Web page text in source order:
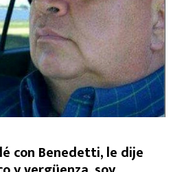
con Benedetti, le dije